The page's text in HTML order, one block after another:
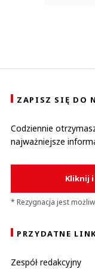
ZAPISZ SIĘ DO
Codziennie
najważniejsze
Kliknij
* Rezygnacja jest
PRZYDATNE
Zespół redakcyjny